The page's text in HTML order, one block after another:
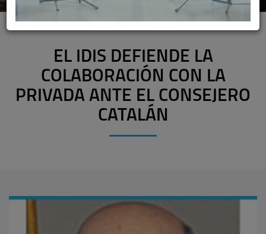
EL IDIS DEFIENDE LA
COLABORACIÓN CON LA
PRIVADA ANTE EL CONSEJERO
CATALÁN